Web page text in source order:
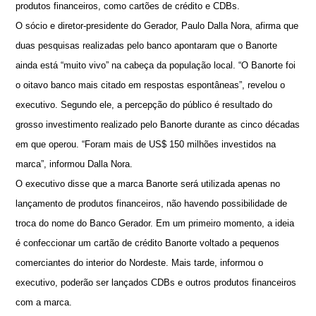
produtos financeiros, como cartões de crédito e CDBs.
O sócio e diretor-presidente do Gerador, Paulo Dalla Nora, afirma que
duas pesquisas realizadas pelo banco apontaram que o Banorte
ainda está “muito vivo” na cabeça da população local. “O Banorte foi
o oitavo banco mais citado em respostas espontâneas”, revelou o
executivo. Segundo ele, a percepção do público é resultado do
grosso investimento realizado pelo Banorte durante as cinco décadas
em que operou. “Foram mais de US$ 150 milhões investidos na
marca”, informou Dalla Nora.
O executivo disse que a marca Banorte será utilizada apenas no
lançamento de produtos financeiros, não havendo possibilidade de
troca do nome do Banco Gerador. Em um primeiro momento, a ideia
é confeccionar um cartão de crédito Banorte voltado a pequenos
comerciantes do interior do Nordeste. Mais tarde, informou o
executivo, poderão ser lançados CDBs e outros produtos financeiros
com a marca.